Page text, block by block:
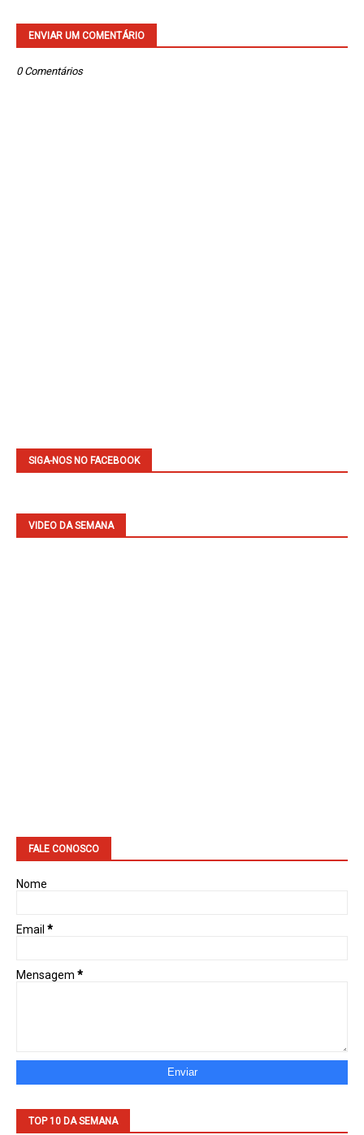
ENVIAR UM COMENTÁRIO
0 Comentários
SIGA-NOS NO FACEBOOK
VIDEO DA SEMANA
FALE CONOSCO
Nome
Email *
Mensagem *
TOP 10 DA SEMANA